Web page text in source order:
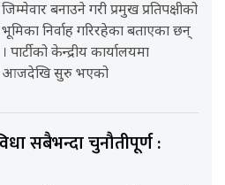
जिम्मेवार बनाउने गरी प्रमुख प्रतिपक्षीको
भूमिका निर्वाह गरिरहेका बताएका छन्
। पार्टीको केन्द्रीय कार्यालयमा
आजदेखि सुरु भएको
सबैभन्दा चुनौतीपूर्ण :